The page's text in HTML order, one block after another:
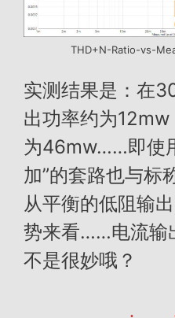
THD+N-Ratio-vs-
实测结果是：在
出功率约为
为46mw……即使
加”的套路也与标
从平衡的低阻输
势来看……电流
不是很妙哦？